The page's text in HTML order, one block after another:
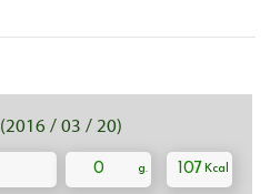
(2016 / 03 / 20)
0 107